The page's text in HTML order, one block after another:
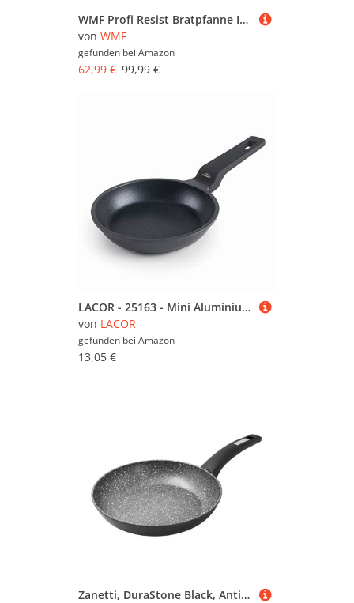
WMF Profi Resist Bratpfanne Induktion 24 cm, Mehrschichtmaterial beschichtet, Pfanne kratzfest, Wabenstruktur, Edelstahlgriff, backofenfest
von WMF
gefunden bei Amazon
62,99 € 99,99 €
LACOR - 25163 - Mini Aluminium Pfanne Cast 100% frei PFOA, Antihaft-Doppelschicht, geeignet für Induktion, Ergonomischer Griff Soft Touch, Ø 14 x 3cm, Schwarz
von LACOR
gefunden bei Amazon
13,05 €
Zanetti, DuraStone Black, Antihaft-Pfanne, geeignet für alle Herdarten, einschließlich Induktion, stabiler Boden, dicke Beschichtung, Soft-Touch-Griff, Durchmesser 28 cm